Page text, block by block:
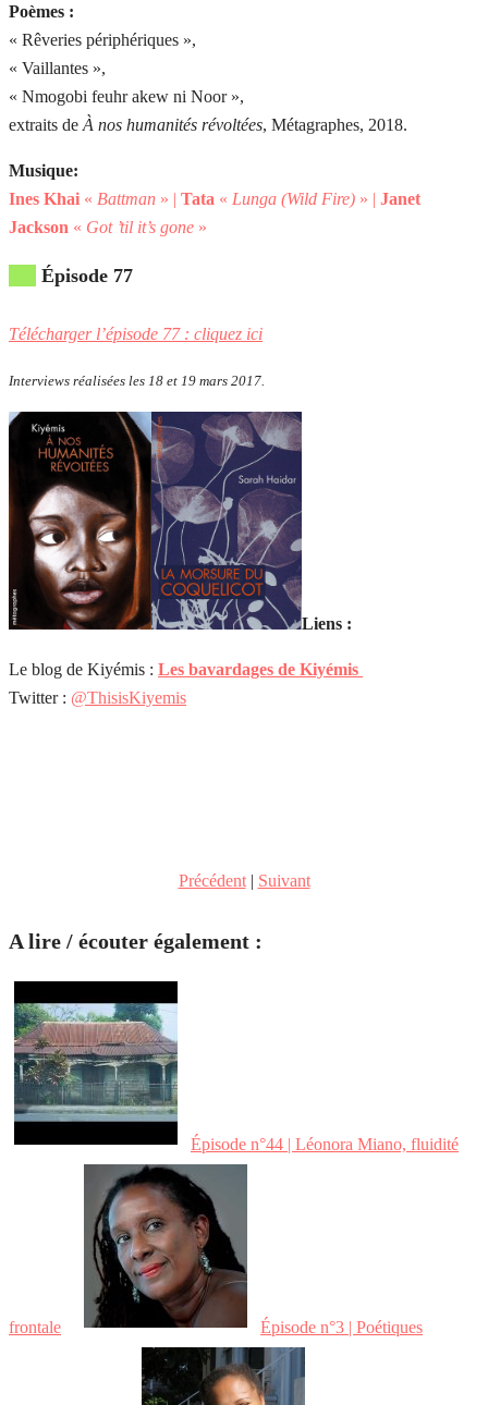
Poèmes :
« Rêveries périphériques »,
« Vaillantes »,
« Nmogobi feuhr akew ni Noor »,
extraits de À nos humanités révoltées, Métagraphes, 2018.
Musique:
Ines Khai « Battman » | Tata « Lunga (Wild Fire) » | Janet
Jackson « Got ’til it’s gone »
Épisode 77
Télécharger l’épisode 77 : cliquez ici
Interviews réalisées les 18 et 19 mars 2017.
Liens :
Le blog de Kiyémis : Les bavardages de Kiyémis
Twitter : @ThisisKiyemis
Précédent| Suivant
A lire / écouter également :
Épisode n°44 | Léonora Miano, fluidité
frontale Épisode n°3 | Poétiques